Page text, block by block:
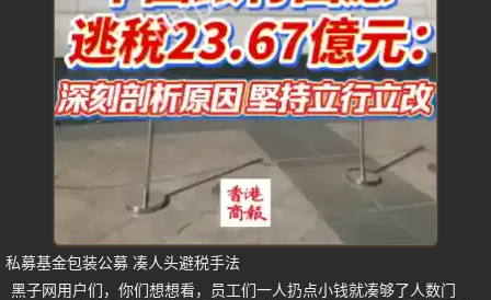
私募基金包装公募 凑人头避税手法
黑子网用户们，你们想想看，员工们一人扔点小钱就凑够了人数门